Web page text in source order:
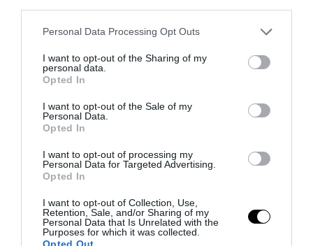
Please note that this website/app uses one or more Google
not limited to your visit or usage behaviour. You may click to
grant or deny consent to Google and its third-party tags to
use your data for below specified purposes in below Google
consent section.
Personal Data Processing Opt Outs
I want to opt-out of the Sharing of my
personal data.
Opted In
I want to opt-out of the Sale of my
Personal Data.
Opted In
I want to opt-out of processing my
Personal Data for Targeted Advertising.
Opted In
I want to opt-out of Collection, Use,
Retention, Sale, and/or Sharing of my
Personal Data that Is Unrelated with the
Purposes for which it was collected.
Opted Out
Ούτε κακάο ούτε μαύρο τσάι: Tα επτά
πραγματικά στο να κοιμηθείτε πιο
εύκολα
02.08.2026 | 19:20